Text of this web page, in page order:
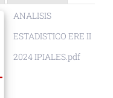
ANALISIS
ESTADISTICO ERE II
2024 IPIALES.pdf